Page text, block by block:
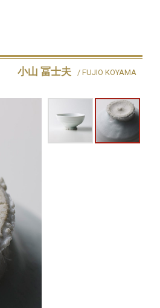
小山 冨士夫 / FUJIO KOYAMA